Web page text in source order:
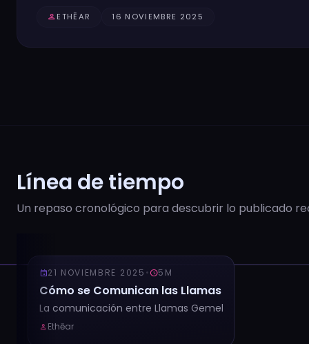
personETHĒAR 16 NOVIEMBRE 2025
Línea de tiempo
Un repaso cronológico para descubrir lo publicado
event21 NOVIEMBRE 2025 •schedule5M
Cómo se Comunican las Llamas Gemelas a
La comunicación entre Llamas Gemelas a distancia
person Ethēar